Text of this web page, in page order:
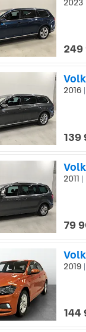
2023
2016
139
2011
79
2019
144